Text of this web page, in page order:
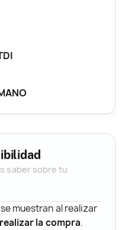
saber sobre tu
muestran al realizar
la compra.